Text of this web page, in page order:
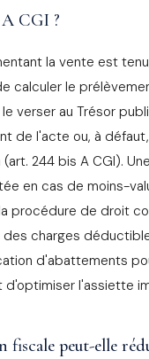
CGI ?
la vente est
calculer le
verser au Trésor
de l'acte ou, à
244 bis A CGI).
en cas de moins-
procédure de droit
des charges
d'abattements
l'assiette
fiscale peut-elle